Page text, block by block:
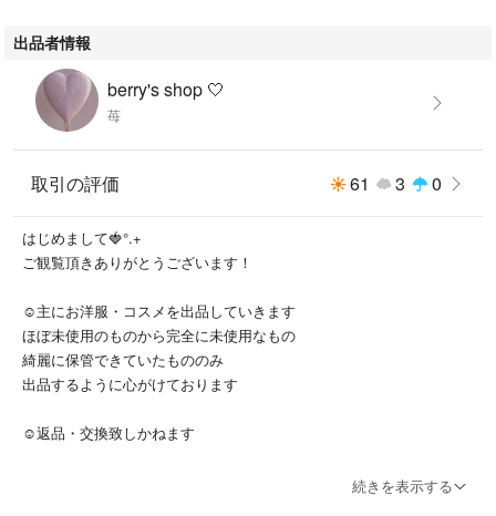
出品者情報
berry's shop 🤍
苺
取引の評価 61 3 0
はじめまして🍓°.+
ご観覧頂きありがとうございます！
☺︎主にお洋服・コスメを出品していきます
ほぼ未使用のものから完全に未使用なもの
綺麗に保管できていたもののみ
出品するように心がけております
☺︎返品・交換致しかねます
☺︎お値下げ交渉は時間がある時のみ対応させて頂きます続きを表示する